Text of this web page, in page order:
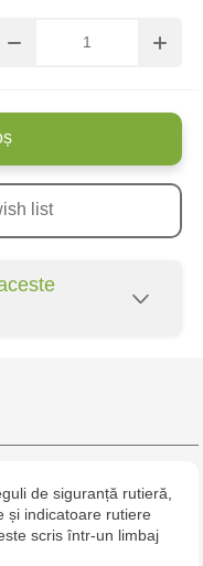
list
6
Cel Bun, 5
de siguranță rutieră,
și indicatoare rutiere
scris într-un limbaj